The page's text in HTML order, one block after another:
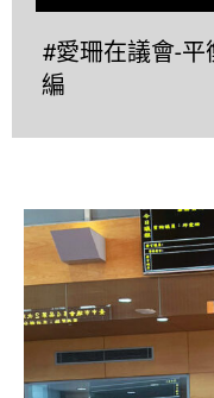
#愛珊在議會-
編